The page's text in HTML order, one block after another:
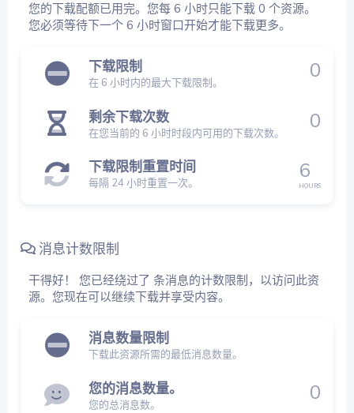
您的下载配额已用完。您每 6 小时只能下载 0 个资源。
您必须等待下一个 6 小时窗口开始才能下载更多。
0
下载限制
在 6 小时内的最大下载限制。
0
剩余下载次数
在您当前的 6 小时时段内可用的下载次数。
6
HOURS
下载限制重置时间
每隔 24 小时重置一次。
消息计数限制
干得好！ 您已经绕过了 条消息的计数限制，以访问此资
源。您现在可以继续下载并享受内容。
消息数量限制
下载此资源所需的最低消息数量。
0
您的消息数量。
您的总消息数。